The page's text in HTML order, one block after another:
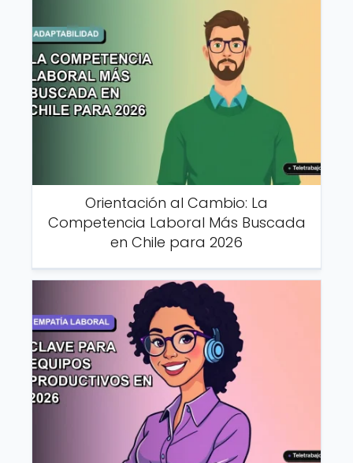
Orientación al Cambio: La
Competencia Laboral Más Buscada
en Chile para 2026